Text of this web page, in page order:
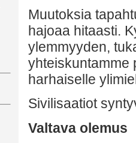
Muutoksia
hajoaa hitaasti.
ylemmyyden,
yhteiskuntamme
harhaiselle
Sivilisaatiot
Valtava olemus